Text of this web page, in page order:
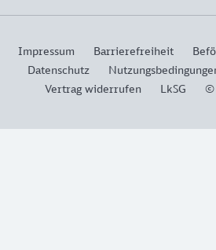
Impressum Barrierefreiheit
Datenschutz
Vertrag widerrufen
LkSG ©